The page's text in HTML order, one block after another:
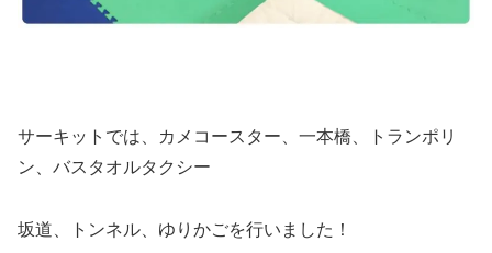
サーキットでは、カメコースター、一本橋、トランポリ
ン、バスタオルタクシー
坂道、トンネル、ゆりかごを行いました！